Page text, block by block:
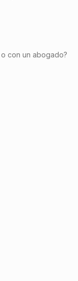
con un abogado?